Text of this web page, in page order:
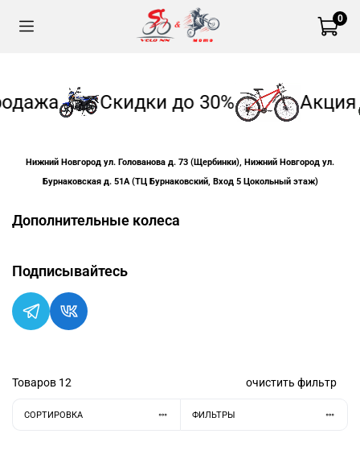
0
Скидки до 30% Акция
Нижний Новгород ул. Голованова д. 73 (Щербинки), Нижний Новгород ул.
Бурнаковская д. 51А (ТЦ Бурнаковский, Вход 5 Цокольный этаж)
Дополнительные колеса
Товаров 12 очистить фильтр
СОРТИРОВКА ФИЛЬТРЫ
Подписывайтесь